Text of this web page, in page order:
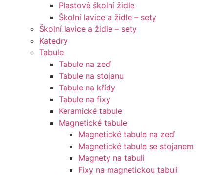
Plastové školní židle
Školní lavice a židle – sety
Školní lavice a židle – sety
Katedry
Tabule
Tabule na zeď
Tabule na stojanu
Tabule na křídy
Tabule na fixy
Keramické tabule
Magnetické tabule
Magnetické tabule na zeď
Magnetické tabule se stojanem
Magnety na tabuli
Fixy na magnetickou tabuli